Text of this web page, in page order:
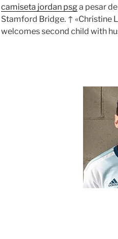
camiseta jordan psga pesar
Stamford Bridge. ↑ «Christine
welcomes second child with